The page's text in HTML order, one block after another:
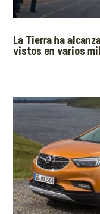
La Tierra ha
vistos en varios